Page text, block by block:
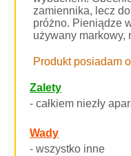
zamiennika, lecz
próżno. Pieniądze
używany markowy,
Produkt posiadam
Zalety
- całkiem niezły
Wady
- wszystko inne